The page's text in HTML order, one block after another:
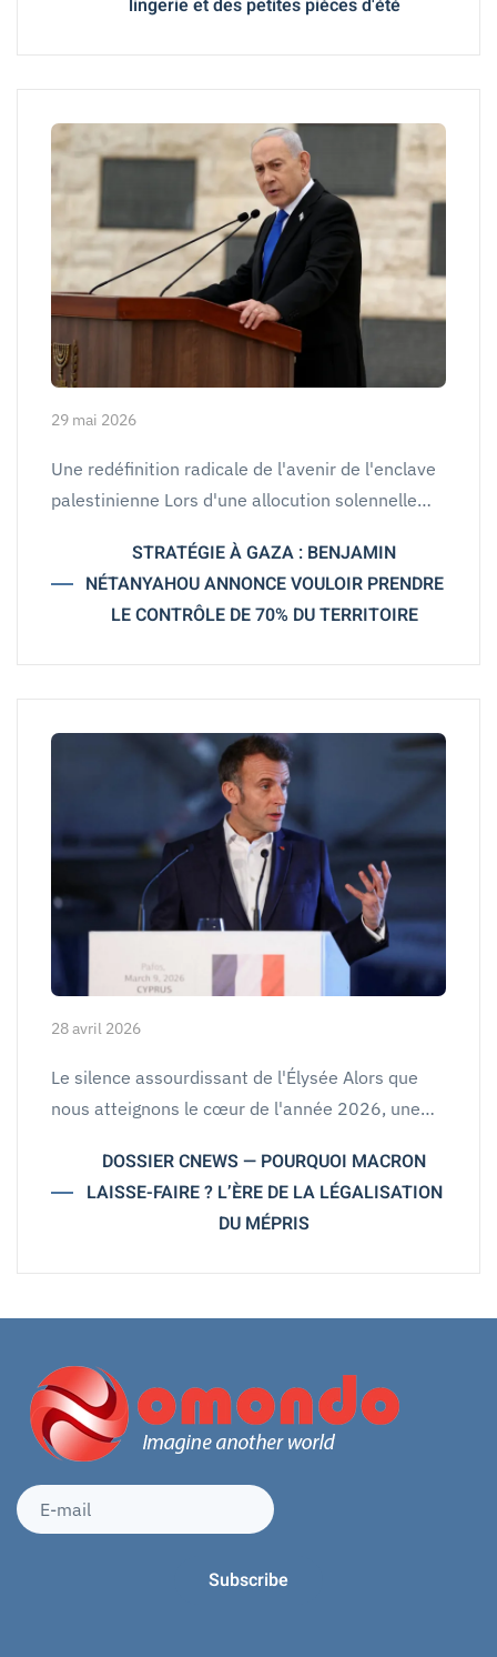
lingerie et des petites pièces d'été
29 mai 2026
Une redéfinition radicale de l'avenir de l'enclave
palestinienne Lors d'une allocution solennelle…
STRATÉGIE À GAZA : BENJAMIN
NÉTANYAHOU ANNONCE VOULOIR PRENDRE
LE CONTRÔLE DE 70% DU TERRITOIRE
28 avril 2026
Le silence assourdissant de l'Élysée Alors que
nous atteignons le cœur de l'année 2026, une…
DOSSIER CNEWS — POURQUOI MACRON
LAISSE-FAIRE ? L’ÈRE DE LA LÉGALISATION
DU MÉPRIS